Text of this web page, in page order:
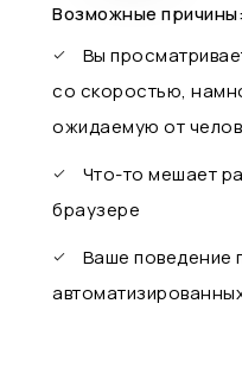
Возможные причины:
Вы
со скоростью,
ожидаемую от
Что-то мешает
браузере
Ваше поведение